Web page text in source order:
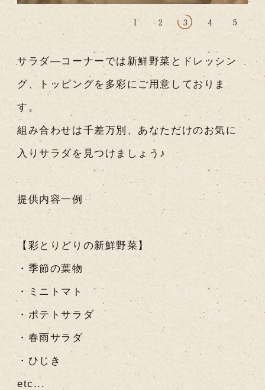
1 2 3 4 5
サラダ―コーナーでは新鮮野菜とドレッシン
グ、トッピングを多彩にご用意しておりま
す。
組み合わせは千差万別、あなただけのお気に
入りサラダを見つけましょう♪
提供内容一例
【彩とりどりの新鮮野菜】
・季節の葉物
・ミニトマト
・ポテトサラダ
・春雨サラダ
・ひじき
etc...